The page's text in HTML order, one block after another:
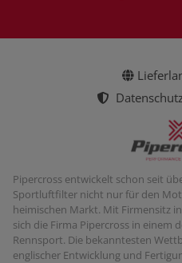
Pipercross entwickelt schon seit
Sportluftfilter nicht nur für den
heimischen Markt. Mit Firmensitz
sich die Firma Pipercross in einem
Rennsport. Die bekanntesten
englischer Entwicklung und